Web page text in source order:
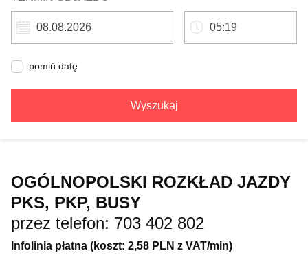
pomiń datę
Wyszukaj
OGÓLNOPOLSKI ROZKŁAD JAZDY
PKS, PKP, BUSY
przez telefon: 703 402 802
Infolinia płatna (koszt: 2,58 PLN z VAT/min)